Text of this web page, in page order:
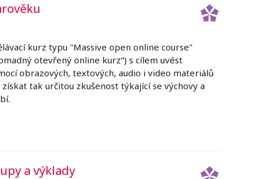
kurz typu "Massive open online course"
otevřený online kurz“) s cílem uvést
obrazových, textových, audio i video materiálů
tak určitou zkušenost týkající se výchovy a
a výklady